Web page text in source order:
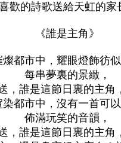
歡的詩歌送給天虹的家
《誰是主角》
都市中，耀眼燈飾彷
每串夢裏的景緻，
，誰是這節日裏的主角
都市中，沒有一首可
佈滿玩笑的音韻，
，誰是這節日裏的主角